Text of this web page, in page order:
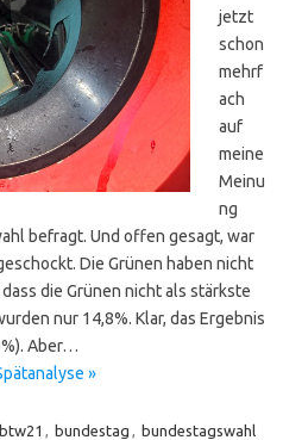
jetzt
schon
mehrf
ach
auf
meine
Meinu
ng
befragt. Und offen gesagt, war
Die Grünen haben nicht
die Grünen nicht als stärkste
nur 14,8%. Klar, das Ergebnis
Aber…
»
btw21 bundestag
bundestagswahl